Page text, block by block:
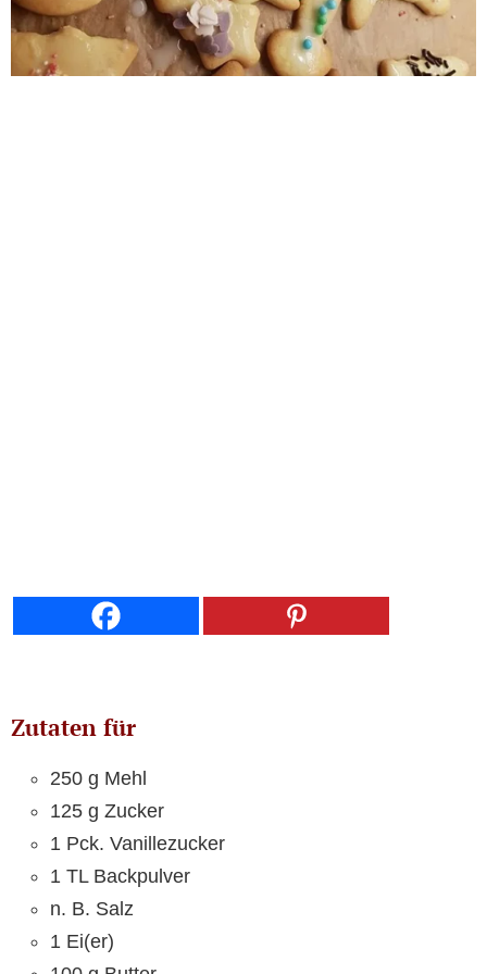
Zutaten für
250 g Mehl
125 g Zucker
1 Pck. Vanillezucker
1 TL Backpulver
n. B. Salz
1 Ei(er)